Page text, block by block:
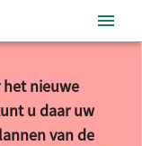
het nieuwe
u daar uw
van de